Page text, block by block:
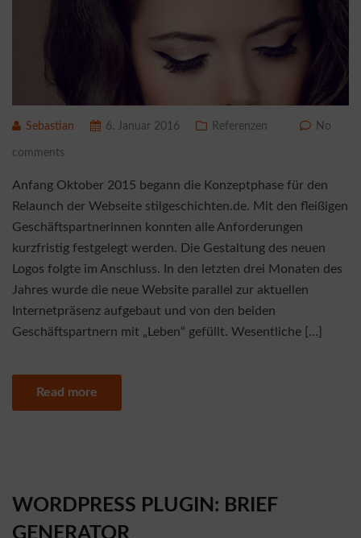
Sebastian 6. Januar 2016 Referenzen No
comments
Anfang Oktober 2015 begann die Konzeptphase für den
Relaunch der Webseite stilgeschichten.de. Mit den fleißigen
Geschäftspartnerinnen konnten alle Anforderungen
kurzfristig festgelegt werden. Die Gestaltung des neuen
Logos folgte im Anschluss. In den letzten drei Monaten des
Jahres wurde die neue Website parallel zur aktuellen
Internetpräsenz aufgebaut und von den beiden
Geschäftspartnern mit „Leben“ gefüllt. Wesentliche […]
Read more
WORDPRESS PLUGIN: BRIEF
GENERATOR